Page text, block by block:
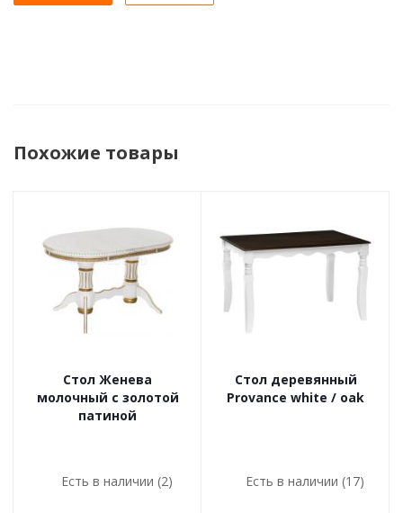
Похожие товары
Стол Женева
молочный с золотой
патиной
Есть в наличии (2)
Стол деревянный
Provance white / oak
Есть в наличии (17)